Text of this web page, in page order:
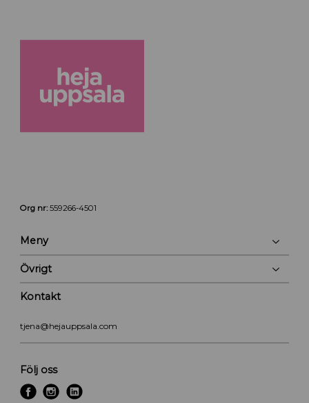
Org nr:559266-4501
Meny
Övrigt
Kontakt
tjena@hejauppsala.com
Följ oss
f i l